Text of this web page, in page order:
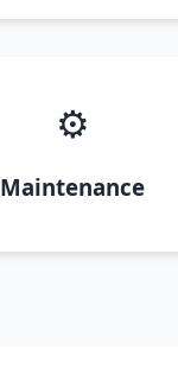
⚙️
Maintenance